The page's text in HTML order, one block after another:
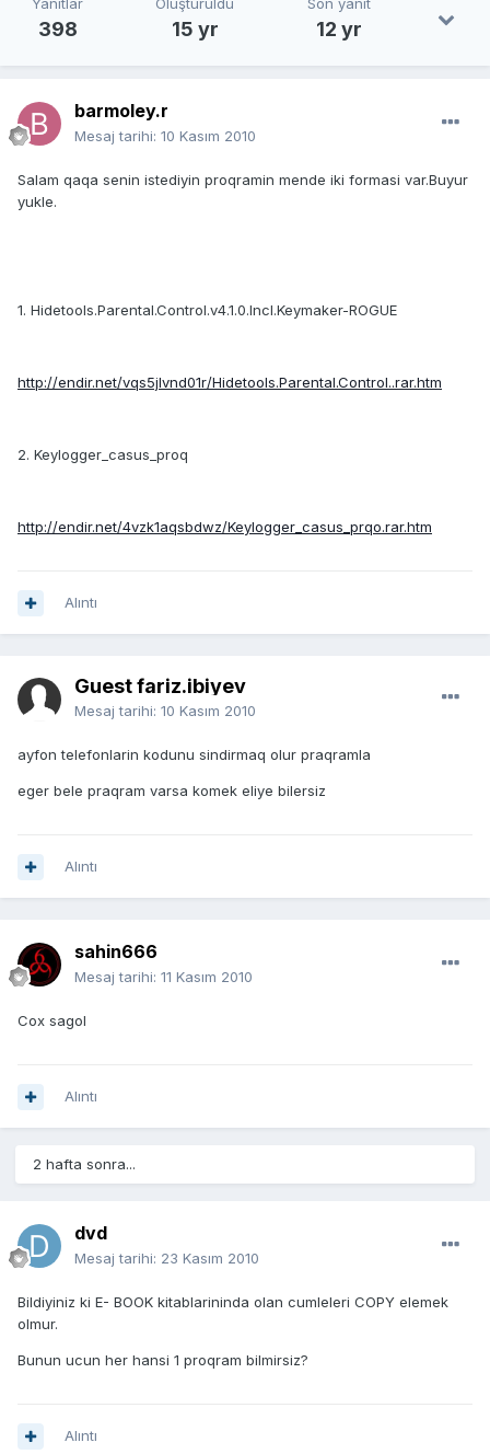
Yanıtlar
398
Oluşturuldu
15 yr
Son yanıt
12 yr
barmoley.r
Mesaj tarihi: 10 Kasım 2010
Salam qaqa senin istediyin proqramin mende iki formasi var.Buyur
yukle.
1. Hidetools.Parental.Control.v4.1.0.Incl.Keymaker-ROGUE
http://endir.net/vqs5jlvnd01r/Hidetools.Parental.Control..rar.htm
2. Keylogger_casus_proq
http://endir.net/4vzk1aqsbdwz/Keylogger_casus_prqo.rar.htm
Alıntı
Guest fariz.ibiyev
Mesaj tarihi: 10 Kasım 2010
ayfon telefonlarin kodunu sindirmaq olur praqramla
eger bele praqram varsa komek eliye bilersiz
Alıntı
sahin666
Mesaj tarihi: 11 Kasım 2010
Cox sagol
Alıntı
2 hafta sonra...
dvd
Mesaj tarihi: 23 Kasım 2010
Bildiyiniz ki E- BOOK kitablarininda olan cumleleri COPY elemek
olmur.
Bunun ucun her hansi 1 proqram bilmirsiz?
Alıntı